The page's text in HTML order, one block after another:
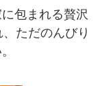
包まれる贅沢
ただのんびり